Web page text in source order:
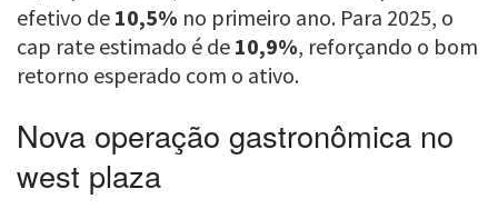
efetivo de 10,5% no primeiro ano. Para 2025, o
cap rate estimado é de 10,9%, reforçando o bom
retorno esperado com o ativo.
Nova operação gastronômica no
west plaza